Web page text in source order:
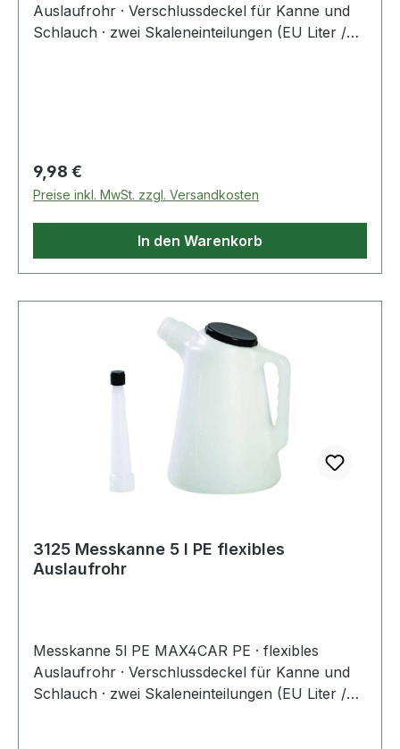
Auslaufrohr · Verschlussdeckel für Kanne und
Schlauch · zwei Skaleneinteilungen (EU Liter /
Regulärer Preis:
9,98 €
Preise inkl. MwSt. zzgl. Versandkosten
In den Warenkorb
3125 Messkanne 5 l PE flexibles
Auslaufrohr
Messkanne 5l PE MAX4CAR PE · flexibles
Auslaufrohr · Verschlussdeckel für Kanne und
Schlauch · zwei Skaleneinteilungen (EU Liter /